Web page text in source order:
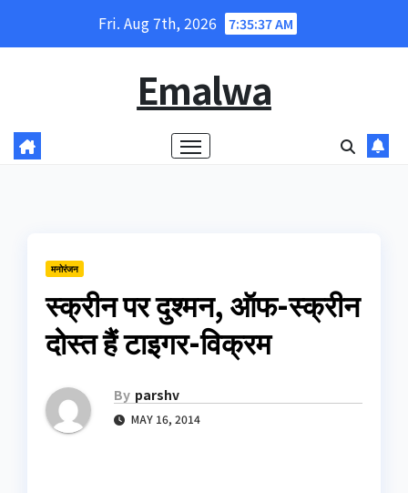
Fri. Aug 7th, 2026 7:35:38 AM
Emalwa
मनोरंजन
स्क्रीन पर दुश्मन, ऑफ-स्क्रीन
दोस्त हैं टाइगर-विक्रम
By parshv
MAY 16, 2014